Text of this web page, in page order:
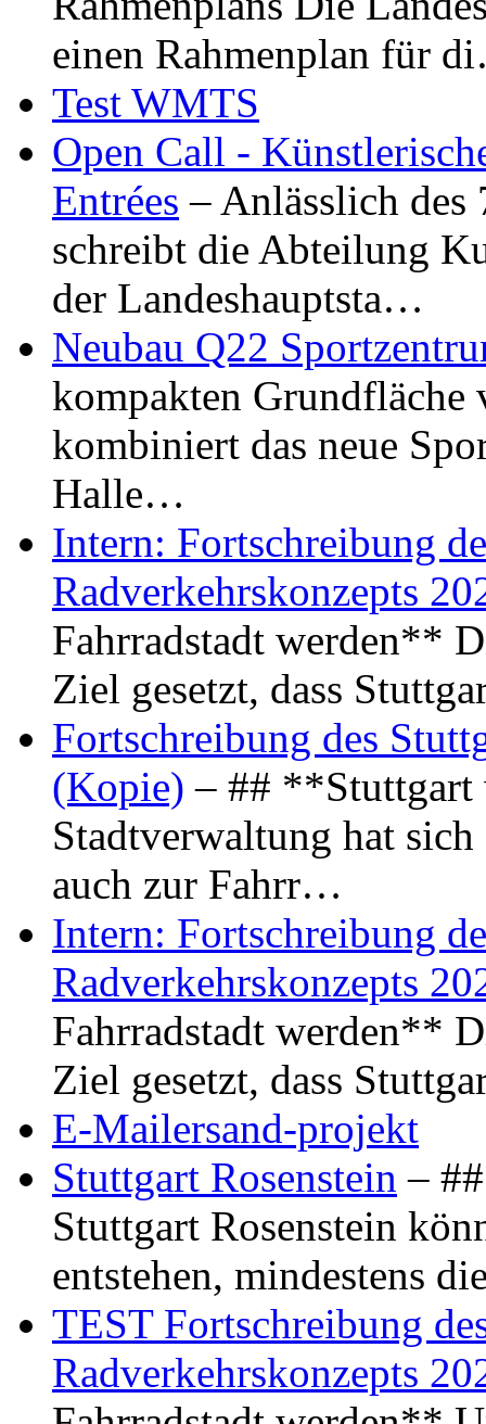
einen Rahmenplan für
Test WMTS
Open Call -
Entrées – Anlässlich
schreibt die Abteilung
der Landeshauptsta…
Neubau Q22
kompakten Grundfläche
kombiniert das neue
Halle…
Intern: Fortschreibung
Radverkehrskonzepts
Fahrradstadt werden**
Ziel gesetzt, dass
Fortschreibung des
(Kopie) – ## **Stuttgart
Stadtverwaltung hat
auch zur Fahrr…
Intern: Fortschreibung
Radverkehrskonzepts
Fahrradstadt werden**
Ziel gesetzt, dass
E-Mailersand-projekt
Stuttgart Rosenstein –
Stuttgart Rosenstein
entstehen, mindestens
TEST Fortschreibung
Radverkehrskonzepts